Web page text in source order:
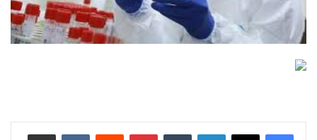
لينكدإن بينتيريست مشاركة عبر البريد